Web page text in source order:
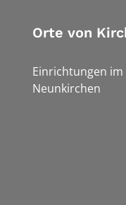
Orte von
Einrichtungen
Neunkirchen